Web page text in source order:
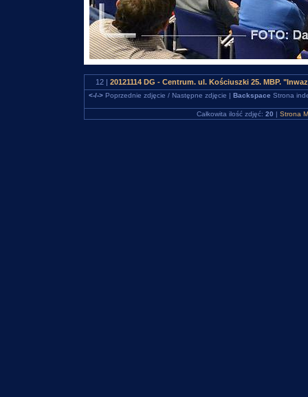
12 | 20121114 DG - Centrum. ul. Kościuszki 25. MBP.
<-/->Poprzednie zdjęcie / Następne zdjęcie | Backspace Strona
Całkowita ilość zdjęć: 20 | Strona